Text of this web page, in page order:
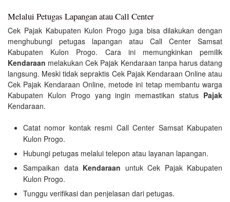
Melalui Petugas Lapangan atau Call Center
Cek Pajak Kabupaten Kulon Progo juga bisa dilakukan dengan
menghubungi petugas lapangan atau Call Center Samsat
Kabupaten Kulon Progo. Cara ini memungkinkan pemilik
Kendaraan melakukan Cek Pajak Kendaraan tanpa harus datang
langsung. Meski tidak sepraktis Cek Pajak Kendaraan Online atau
Cek Pajak Kendaraan Online, metode ini tetap membantu warga
Kabupaten Kulon Progo yang ingin memastikan status Pajak
Kendaraan.
Catat nomor kontak resmi Call Center Samsat Kabupaten
Kulon Progo.
Hubungi petugas melalui telepon atau layanan lapangan.
Sampaikan data Kendaraan untuk Cek Pajak Kabupaten
Kulon Progo.
Tunggu verifikasi dan penjelasan dari petugas.